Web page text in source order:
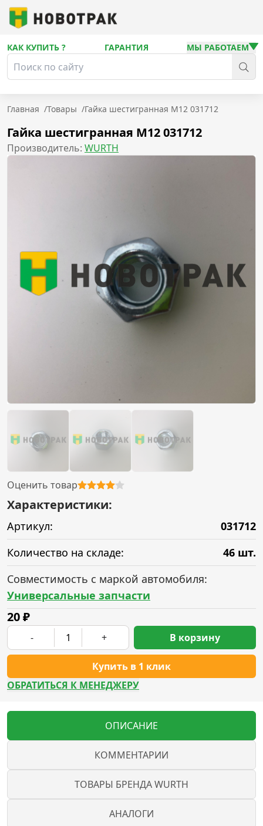
КАК КУПИТЬ ? ГАРАНТИЯ МЫ РАБОТАЕМ
Главная /Товары /Гайка шестигранная М12 031712
Гайка шестигранная М12 031712
Производитель: WURTH
Оценить товар
Характеристики:
Артикул:
031712
Количество на складе:
46 шт.
Совместимость с маркой автомобиля:
Универсальные запчасти
20₽
- +
Купить в 1 клик
В корзину
ОБРАТИТЬСЯ К МЕНЕДЖЕРУ
ОПИСАНИЕ
КОММЕНТАРИИ
ТОВАРЫ БРЕНДА WURTH
АНАЛОГИ